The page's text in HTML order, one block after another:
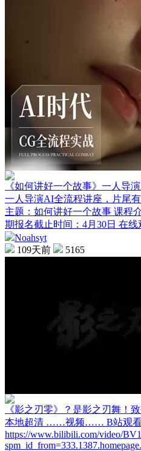
《如何讲好一个故事》一人导
一人导演AI全流程讲座，片尾
主题：如何讲好一个故事 课程
期报名截止时间：4月30日 在
Noahsyt
109天前
5165
《影之刃零》？是影之刃舞！致
本地超清 ……视频…… B站观
https://www.bilibili.com/video/